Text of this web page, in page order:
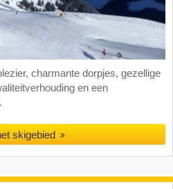
charmante dorpjes, gezellige
en een
skigebied